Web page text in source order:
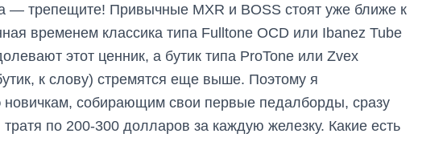
— трепещите! Привычные MXR и BOSS стоят уже ближе к
временем классика типа Fulltone OCD или Ibanez Tube
этот ценник, а бутик типа ProTone или Zvex
к слову) стремятся еще выше. Поэтому я
новичкам, собирающим свои первые педалборды, сразу
тратя по 200-300 долларов за каждую железку. Какие есть